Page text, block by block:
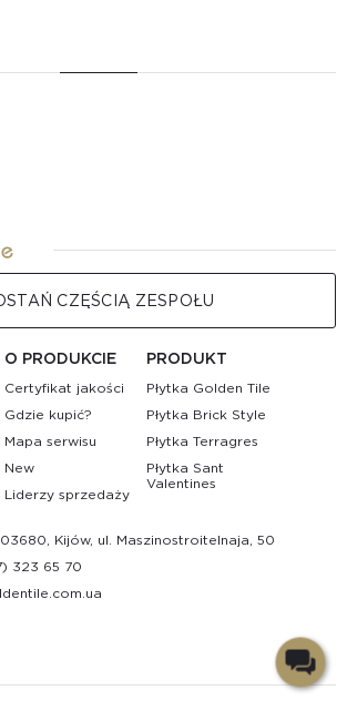
CZĘŚCIĄ ZESPOŁU
O PRODUKCIE
Certyfikat jakości
Gdzie kupić?
Mapa serwisu
New
Liderzy sprzedaży
PRODUKT
Płytka Golden Tile
Płytka Brick Style
Płytka Terragres
Płytka Sant
Valentines
Kijów, ul. Maszinostroitelnaja, 50
323 65 70